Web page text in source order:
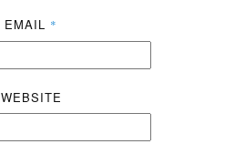
EMAIL *
WEBSITE